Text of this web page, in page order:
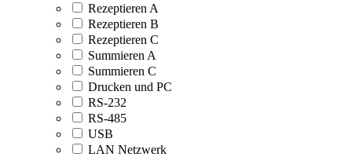
Rezeptieren A
Rezeptieren B
Rezeptieren C
Summieren A
Summieren C
Drucken und PC
RS-232
RS-485
USB
LAN Netzwerk